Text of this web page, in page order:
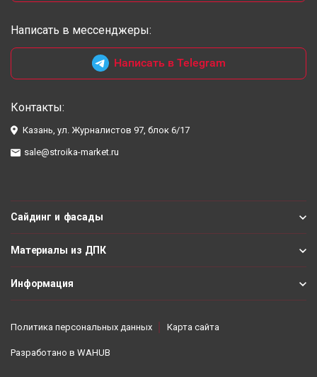
Написать в мессенджеры:
Написать в Telegram
Контакты:
Казань, ул. Журналистов 97, блок 6/17
sale@stroika-market.ru
Сайдинг и фасады
Материалы из ДПК
Информация
Политика персональных данных Карта сайта
Разработано в WAHUB